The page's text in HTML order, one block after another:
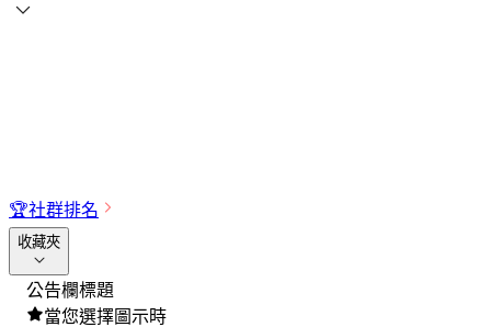
🏆社群排名
收藏夾
公告欄標題
當您選擇圖示時